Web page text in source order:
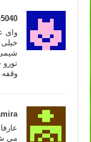
وای
تورو
وقفه
می